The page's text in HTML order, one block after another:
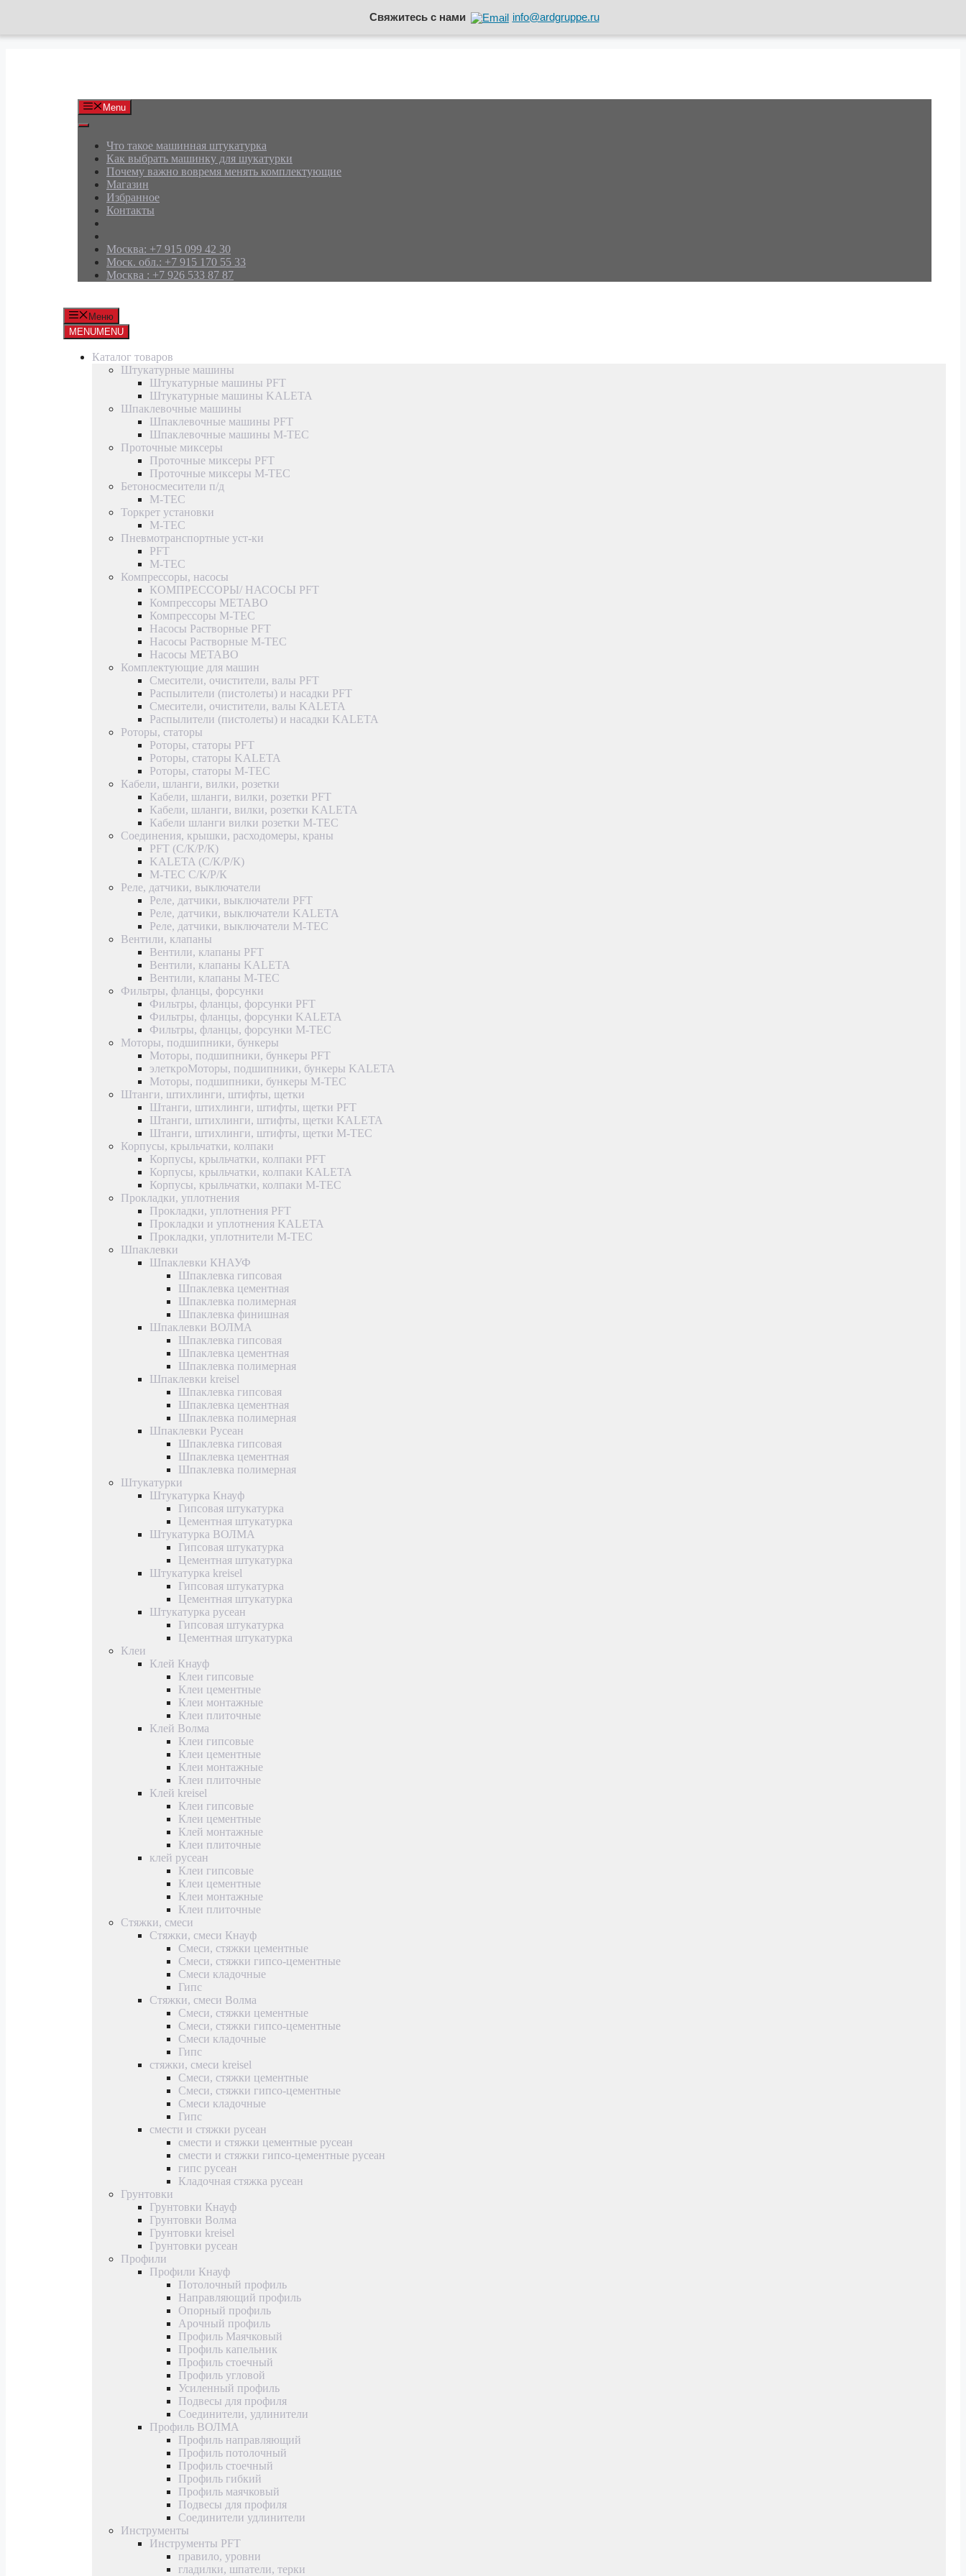
Свяжитесь с нами info@ardgruppe.ru
Menu
Что такое машинная штукатурка
Как выбрать машинку для шукатурки
Почему важно вовремя менять комплектующие
Магазин
Избранное
Контакты
Москва: +7 915 099 42 30
Моск. обл.: +7 915 170 55 33
Москва : +7 926 533 87 87
Меню
MENUMENU
Каталог товаров
Штукатурные машины
Штукатурные машины PFT
Штукатурные машины KALETA
Шпаклевочные машины
Шпаклевочные машины PFT
Шпаклевочные машины M-TEC
Проточные миксеры
Проточные миксеры PFT
Проточные миксеры M-TEC
Бетоносмесители п/д
M-TEC
Торкрет установки
M-TEC
Пневмотранспортные уст-ки
PFT
M-TEC
Компрессоры, насосы
КОМПРЕССОРЫ/ НАСОСЫ PFT
Компрессоры METABO
Компрессоры M-TEC
Насосы Растворные PFT
Насосы Растворные M-TEC
Насосы METABO
Комплектующие для машин
Смесители, очистители, валы PFT
Распылители (пистолеты) и насадки PFT
Смесители, очистители, валы KALETA
Распылители (пистолеты) и насадки KALETA
Роторы, статоры
Роторы, статоры PFT
Роторы, статоры KALETA
Роторы, статоры M-TEC
Кабели, шланги, вилки, розетки
Кабели, шланги, вилки, розетки PFT
Кабели, шланги, вилки, розетки KALETA
Кабели шланги вилки розетки M-TEC
Соединения, крышки, расходомеры, краны
PFT (С/К/Р/К)
KALETA (С/К/Р/К)
M-TEC С/К/Р/К
Реле, датчики, выключатели
Реле, датчики, выключатели PFT
Реле, датчики, выключатели KALETA
Реле, датчики, выключатели M-TEC
Вентили, клапаны
Вентили, клапаны PFT
Вентили, клапаны KALETA
Вентили, клапаны M-TEC
Фильтры, фланцы, форсунки
Фильтры, фланцы, форсунки PFT
Фильтры, фланцы, форсунки KALETA
Фильтры, фланцы, форсунки M-TEC
Моторы, подшипники, бункеры
Моторы, подшипники, бункеры PFT
элеткроМоторы, подшипники, бункеры KALETA
Моторы, подшипники, бункеры M-TEC
Штанги, штихлинги, штифты, щетки
Штанги, штихлинги, штифты, щетки PFT
Штанги, штихлинги, штифты, щетки KALETA
Штанги, штихлинги, штифты, щетки M-TEC
Корпусы, крыльчатки, колпаки
Корпусы, крыльчатки, колпаки PFT
Корпусы, крыльчатки, колпаки KALETA
Корпусы, крыльчатки, колпаки M-TEC
Прокладки, уплотнения
Прокладки, уплотнения PFT
Прокладки и уплотнения KALETA
Прокладки, уплотнители M-TEC
Шпаклевки
Шпаклевки КНАУФ
Шпаклевка гипсовая
Шпаклевка цементная
Шпаклевка полимерная
Шпаклевка финишная
Шпаклевки ВОЛМА
Шпаклевка гипсовая
Шпаклевка цементная
Шпаклевка полимерная
Шпаклевки kreisel
Шпаклевка гипсовая
Шпаклевка цементная
Шпаклевка полимерная
Шпаклевки Русеан
Шпаклевка гипсовая
Шпаклевка цементная
Шпаклевка полимерная
Штукатурки
Штукатурка Кнауф
Гипсовая штукатурка
Цементная штукатурка
Штукатурка ВОЛМА
Гипсовая штукатурка
Цементная штукатурка
Штукатурка kreisel
Гипсовая штукатурка
Цементная штукатурка
Штукатурка русеан
Гипсовая штукатурка
Цементная штукатурка
Клеи
Клей Кнауф
Клеи гипсовые
Клеи цементные
Клеи монтажные
Клеи плиточные
Клей Волма
Клеи гипсовые
Клеи цементные
Клеи монтажные
Клеи плиточные
Клей kreisel
Клеи гипсовые
Клеи цементные
Клей монтажные
Клеи плиточные
клей русеан
Клеи гипсовые
Клеи цементные
Клеи монтажные
Клеи плиточные
Стяжки, смеси
Стяжки, смеси Кнауф
Смеси, стяжки цементные
Смеси, стяжки гипсо-цементные
Смеси кладочные
Гипс
Стяжки, смеси Волма
Смеси, стяжки цементные
Смеси, стяжки гипсо-цементные
Смеси кладочные
Гипс
стяжки, смеси kreisel
Смеси, стяжки цементные
Смеси, стяжки гипсо-цементные
Смеси кладочные
Гипс
смести и стяжки русеан
смести и стяжки цементные русеан
смести и стяжки гипсо-цементные русеан
гипс русеан
Кладочная стяжка русеан
Грунтовки
Грунтовки Кнауф
Грунтовки Волма
Грунтовки kreisel
Грунтовки русеан
Профили
Профили Кнауф
Потолочный профиль
Направляющий профиль
Опорный профиль
Арочный профиль
Профиль Маячковый
Профиль капельник
Профиль стоечный
Профиль угловой
Усиленный профиль
Подвесы для профиля
Соединители, удлинители
Профиль ВОЛМА
Профиль направляющий
Профиль потолочный
Профиль стоечный
Профиль гибкий
Профиль маячковый
Подвесы для профиля
Соединители удлинители
Инструменты
Инструменты PFT
правило, уровни
гладилки, шпатели, терки